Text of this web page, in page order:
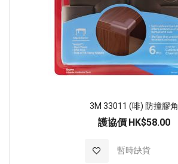
3M 33011 (啡) 防撞膠角
護協價 HK$58.00
暫時缺貨
加入至願望清單